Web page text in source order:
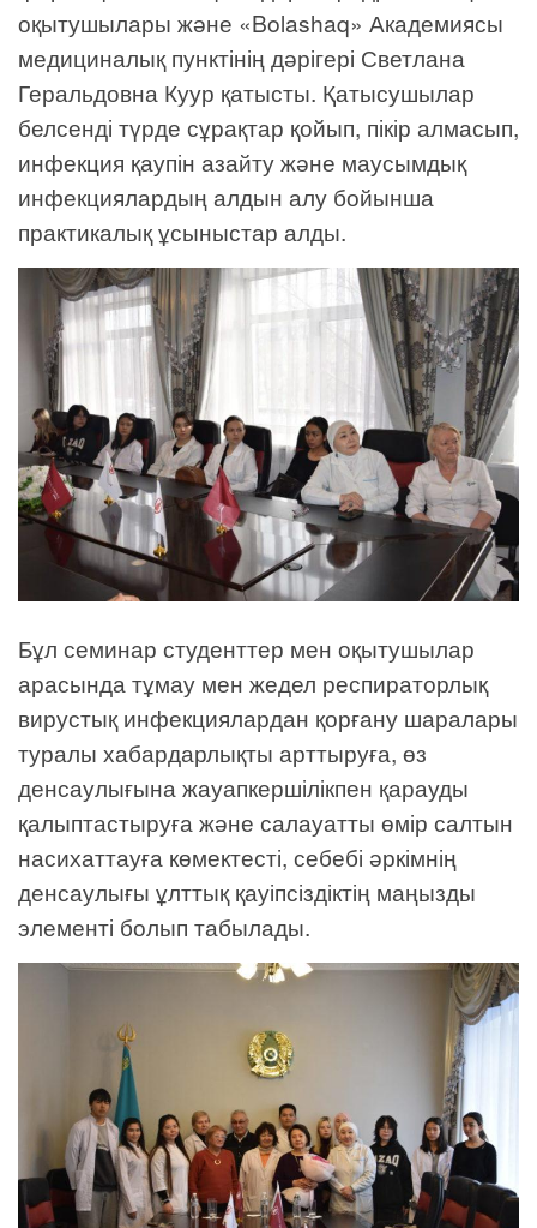
оқытушылары және «Bolashaq» Академиясы
медициналық пунктінің дәрігері Светлана
Геральдовна Куур қатысты. Қатысушылар
белсенді түрде сұрақтар қойып, пікір алмасып,
инфекция қаупін азайту және маусымдық
инфекциялардың алдын алу бойынша
практикалық ұсыныстар алды.
Бұл семинар студенттер мен оқытушылар
арасында тұмау мен жедел респираторлық
вирустық инфекциялардан қорғану шаралары
туралы хабардарлықты арттыруға, өз
денсаулығына жауапкершілікпен қарауды
қалыптастыруға және салауатты өмір салтын
насихаттауға көмектесті, себебі әркімнің
денсаулығы ұлттық қауіпсіздіктің маңызды
элементі болып табылады.